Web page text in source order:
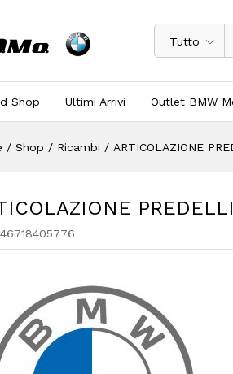
Tutto
Shop Ultimi Arrivi Outlet BMW
/ Shop / Ricambi / ARTICOLAZIONE
46718405776